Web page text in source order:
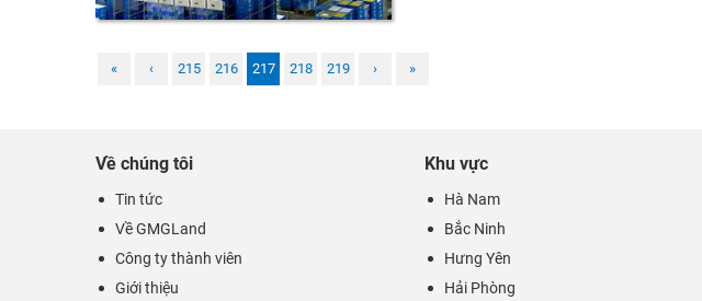
« ‹ 215 216 217 218 219 › »
Về chúng tôi
Tin tức
Về GMGLand
Công ty thành viên
Giới thiệu
Khu vực
Hà Nam
Bắc Ninh
Hưng Yên
Hải Phòng